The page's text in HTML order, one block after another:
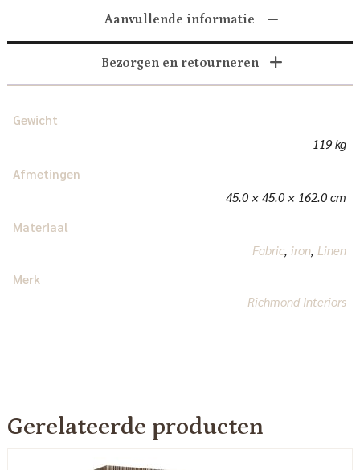
Aanvullende informatie
Bezorgen en retourneren
Gewicht
119 kg
Afmetingen
45.0 × 45.0 × 162.0 cm
Materiaal
Fabric, iron, Linen
Merk
Richmond Interiors
Gerelateerde producten